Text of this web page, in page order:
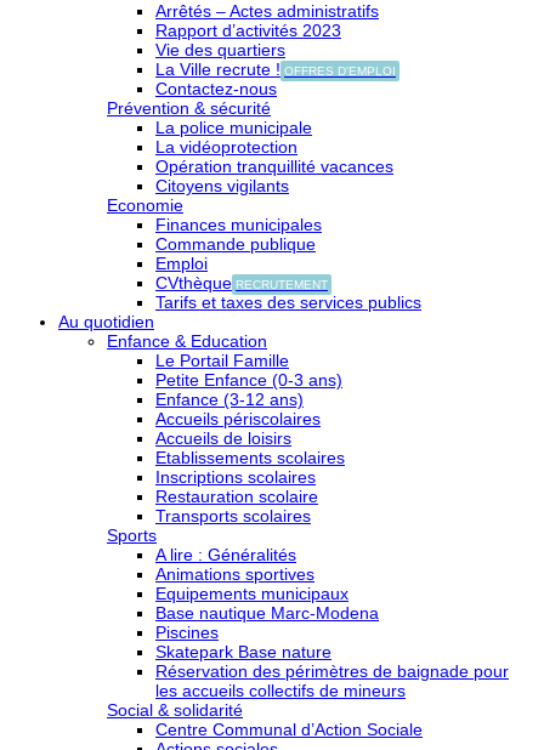
Arrêtés – Actes administratifs
Rapport d’activités 2023
Vie des quartiers
La Ville recrute ! OFFRES D'EMPLOI
Contactez-nous
Prévention & sécurité
La police municipale
La vidéoprotection
Opération tranquillité vacances
Citoyens vigilants
Economie
Finances municipales
Commande publique
Emploi
CVthèque RECRUTEMENT
Tarifs et taxes des services publics
Au quotidien
Enfance & Education
Le Portail Famille
Petite Enfance (0-3 ans)
Enfance (3-12 ans)
Accueils périscolaires
Accueils de loisirs
Etablissements scolaires
Inscriptions scolaires
Restauration scolaire
Transports scolaires
Sports
A lire : Généralités
Animations sportives
Equipements municipaux
Base nautique Marc-Modena
Piscines
Skatepark Base nature
Réservation des périmètres de baignade pour
les accueils collectifs de mineurs
Social & solidarité
Centre Communal d’Action Sociale